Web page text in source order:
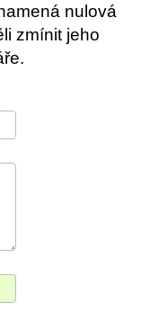
nulová
zmínit jeho